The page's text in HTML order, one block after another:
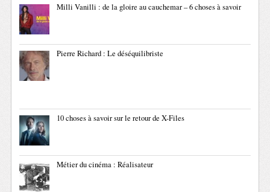
Milli Vanilli : de la gloire au cauchemar – 6 choses à savoir
Pierre Richard : Le déséquilibriste
10 choses à savoir sur le retour de X-Files
Métier du cinéma : Réalisateur